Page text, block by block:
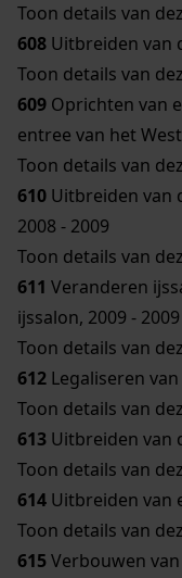
Toon details van
608 Uitbreiden van
Toon details van
609 Oprichten van
entree van het
Toon details van
610 Uitbreiden van
2008 - 2009
Toon details van
611 Veranderen
ijssalon, 2009 - 2009
Toon details van
612 Legaliseren
Toon details van
613 Uitbreiden van
Toon details van
614 Uitbreiden van
Toon details van
615Verbouwen